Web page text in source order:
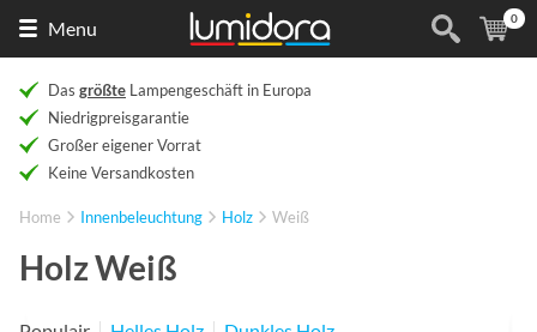
Menu (
0
Das größte Lampengeschäft in Europa
Niedrigpreisgarantie
Großer eigener Vorrat
Keine Versandkosten
Home Innenbeleuchtung Holz Weiß
Holz Weiß